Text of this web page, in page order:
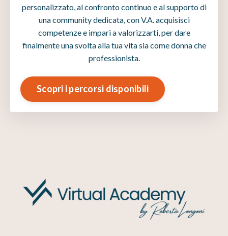
personalizzato, al confronto continuo e al supporto di
una community dedicata, con V.A. acquisisci
competenze e impari a valorizzarti, per dare
finalmente una svolta alla tua vita sia come donna che
professionista.
Scopri i percorsi disponibili